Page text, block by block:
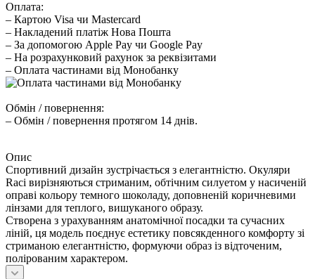
Оплата:
– Картою Visa чи Mastercard
– Накладений платіж Нова Пошта
– За допомогою Apple Pay чи Google Pay
– На розрахунковий рахунок за реквізитами
– Оплата частинами від Монобанку
Обмін / повернення:
– Обмін / повернення протягом 14 днів.
Опис
Спортивний дизайн зустрічається з елегантністю. Окуляри
Raci вирізняються стриманим, обтічним силуетом у насиченій
оправі кольору темного шоколаду, доповненій коричневими
лінзами для теплого, вишуканого образу.
Створена з урахуванням анатомічної посадки та сучасних
ліній, ця модель поєднує естетику повсякденного комфорту зі
стриманою елегантністю, формуючи образ із відточеним,
полірованим характером.